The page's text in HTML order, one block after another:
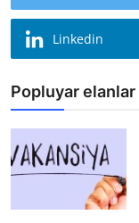
Linkedin
Popluyar elanlar